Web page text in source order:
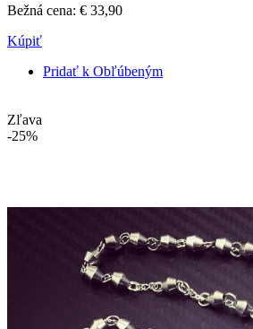
Bežná cena: € 33,90
Kúpiť
Pridať k Obľúbeným
Zľava
-25%